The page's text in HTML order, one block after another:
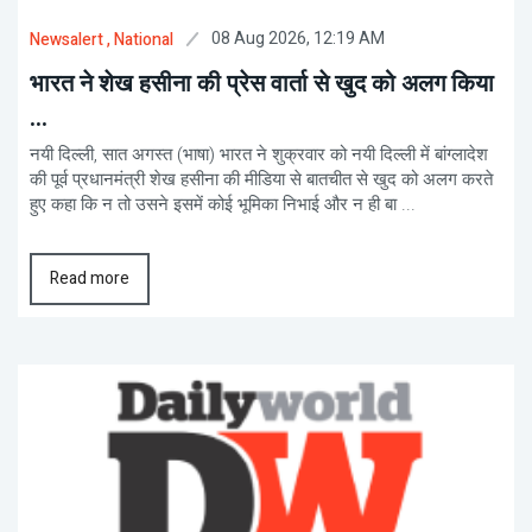
Newsalert, National 08 Aug 2026, 12:19 AM
भारत ने शेख हसीना की प्रेस वार्ता से खुद को अलग किया
...
नयी दिल्ली, सात अगस्त (भाषा) भारत ने शुक्रवार को नयी दिल्ली में बांग्लादेश
की पूर्व प्रधानमंत्री शेख हसीना की मीडिया से बातचीत से खुद को अलग करते
हुए कहा कि न तो उसने इसमें कोई भूमिका निभाई और न ही बा ...
Read more